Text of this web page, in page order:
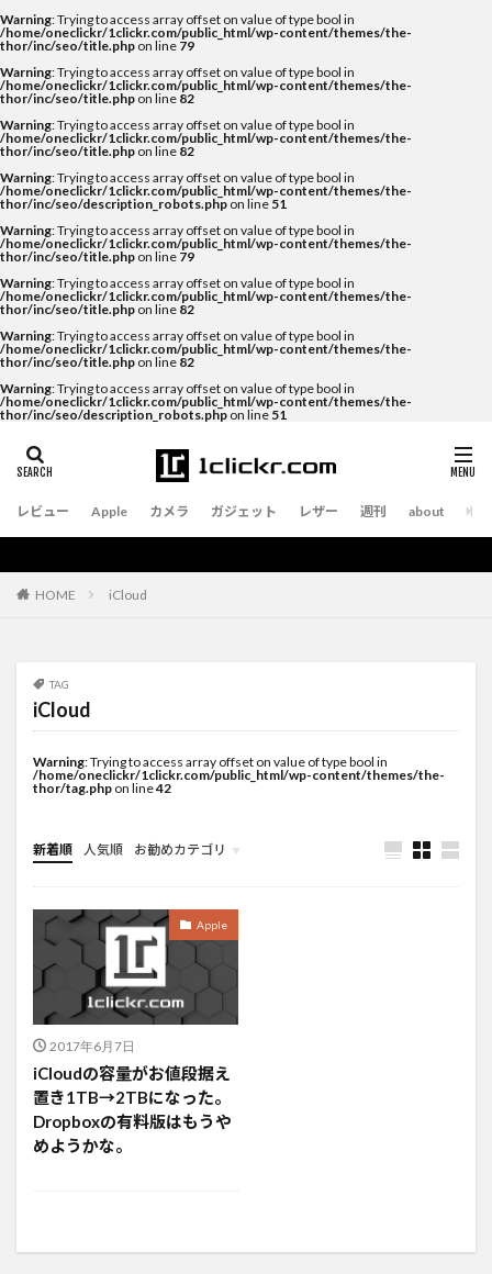
Warning: Trying to access array offset on value of type bool in
/home/oneclickr/1clickr.com/public_html/wp-content/themes/the-
thor/inc/seo/title.php on line 79
Warning: Trying to access array offset on value of type bool in
/home/oneclickr/1clickr.com/public_html/wp-content/themes/the-
thor/inc/seo/title.php on line 82
Warning: Trying to access array offset on value of type bool in
/home/oneclickr/1clickr.com/public_html/wp-content/themes/the-
thor/inc/seo/title.php on line 82
Warning: Trying to access array offset on value of type bool in
/home/oneclickr/1clickr.com/public_html/wp-content/themes/the-
thor/inc/seo/description_robots.php on line 51
Warning: Trying to access array offset on value of type bool in
/home/oneclickr/1clickr.com/public_html/wp-content/themes/the-
thor/inc/seo/title.php on line 79
Warning: Trying to access array offset on value of type bool in
/home/oneclickr/1clickr.com/public_html/wp-content/themes/the-
thor/inc/seo/title.php on line 82
Warning: Trying to access array offset on value of type bool in
/home/oneclickr/1clickr.com/public_html/wp-content/themes/the-
thor/inc/seo/title.php on line 82
Warning: Trying to access array offset on value of type bool in
/home/oneclickr/1clickr.com/public_html/wp-content/themes/the-
thor/inc/seo/description_robots.php on line 51
レビュー Apple カメラ ガジェット レザー 週刊 about
HOME iCloud
TAG
iCloud
Warning: Trying to access array offset on value of type bool in
/home/oneclickr/1clickr.com/public_html/wp-content/themes/the-
thor/tag.php on line42
新着順 人気順 お勧めカテゴリ
未分類
Apple
2017年6月7日
iCloudの容量がお値段据え
置き1TB→2TBになった。
Dropboxの有料版はもうや
めようかな。